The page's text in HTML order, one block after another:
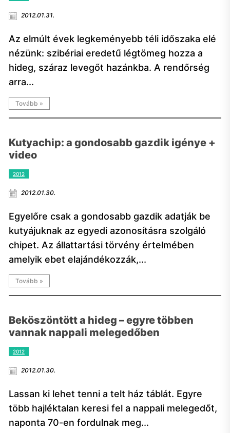
2012.01.31.
Az elmúlt évek legkeményebb téli időszaka elé
nézünk: szibériai eredetű légtömeg hozza a
hideg, száraz levegőt hazánkba. A rendőrség
arra...
Tovább »
Kutyachip: a gondosabb gazdik igénye +
video
2012
2012.01.30.
Egyelőre csak a gondosabb gazdik adatják be
kutyájuknak az egyedi azonosításra szolgáló
chipet. Az állattartási törvény értelmében
amelyik ebet elajándékozzák,...
Tovább »
Beköszöntött a hideg – egyre többen
vannak nappali melegedőben
2012
2012.01.30.
Lassan ki lehet tenni a telt ház táblát. Egyre
több hajléktalan keresi fel a nappali melegedőt,
naponta 70-en fordulnak meg...